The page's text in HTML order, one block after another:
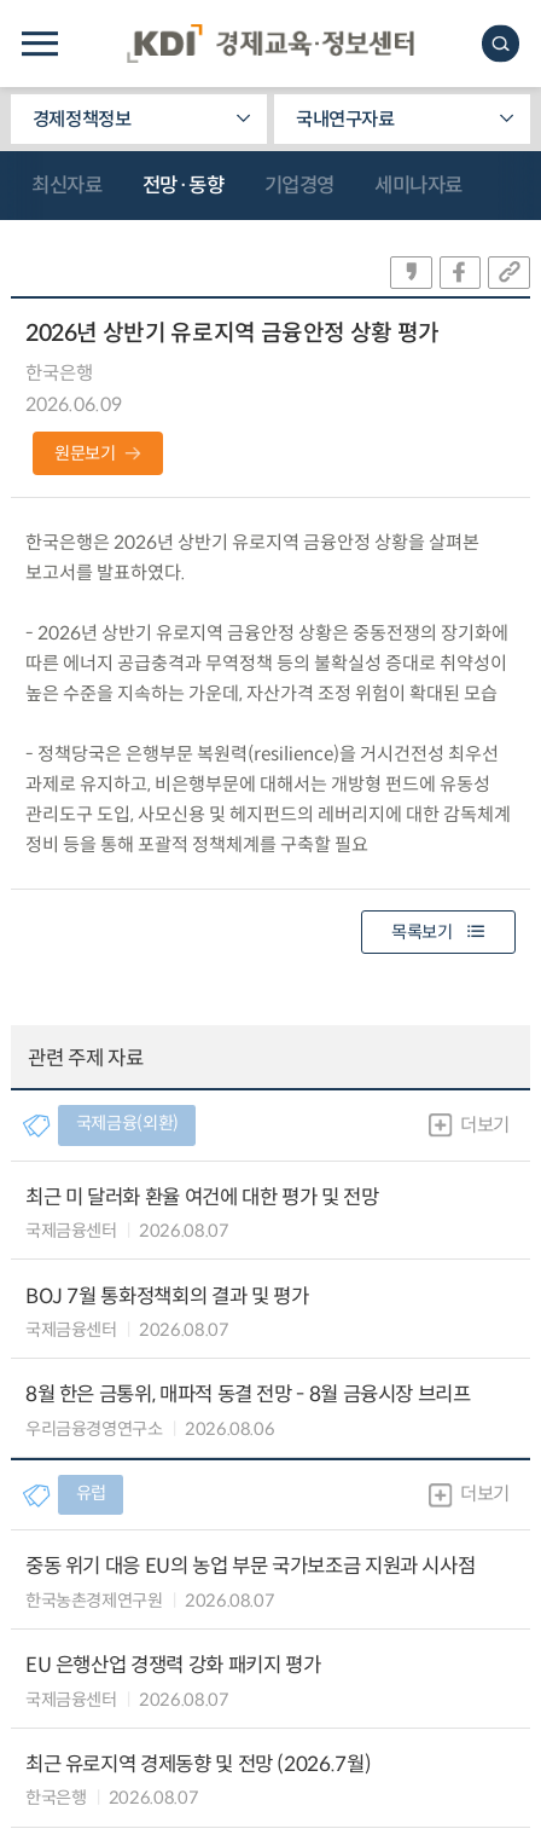
경제정책정보 국내연구자료
최신자료 전망·동향 기업경영 세미나자료
2026년 상반기 유로지역 금융안정 상황 평가
한국은행
2026.06.09
원문보기
한국은행은 2026년 상반기 유로지역 금융안정 상황을 살펴본
보고서를 발표하였다.
- 2026년 상반기 유로지역 금융안정 상황은 중동전쟁의 장기화에
따른 에너지 공급충격과 무역정책 등의 불확실성 증대로 취약성이
높은 수준을 지속하는 가운데, 자산가격 조정 위험이 확대된 모습
- 정책당국은 은행부문 복원력(resilience)을 거시건전성 최우선
과제로 유지하고, 비은행부문에 대해서는 개방형 펀드에 유동성
관리도구 도입, 사모신용 및 헤지펀드의 레버리지에 대한 감독체계
정비 등을 통해 포괄적 정책체계를 구축할 필요
목록보기
관련 주제 자료
국제금융(외환) 더보기
최근 미 달러화 환율 여건에 대한 평가 및 전망
국제금융센터 2026.08.07
BOJ 7월 통화정책회의 결과 및 평가
국제금융센터 2026.08.07
8월 한은 금통위, 매파적 동결 전망 - 8월 금융시장 브리프
우리금융경영연구소 2026.08.06
유럽 더보기
중동 위기 대응 EU의 농업 부문 국가보조금 지원과 시사점
한국농촌경제연구원 2026.08.07
EU 은행산업 경쟁력 강화 패키지 평가
국제금융센터 2026.08.07
최근 유로지역 경제동향 및 전망 (2026.7월)
한국은행 2026.08.07